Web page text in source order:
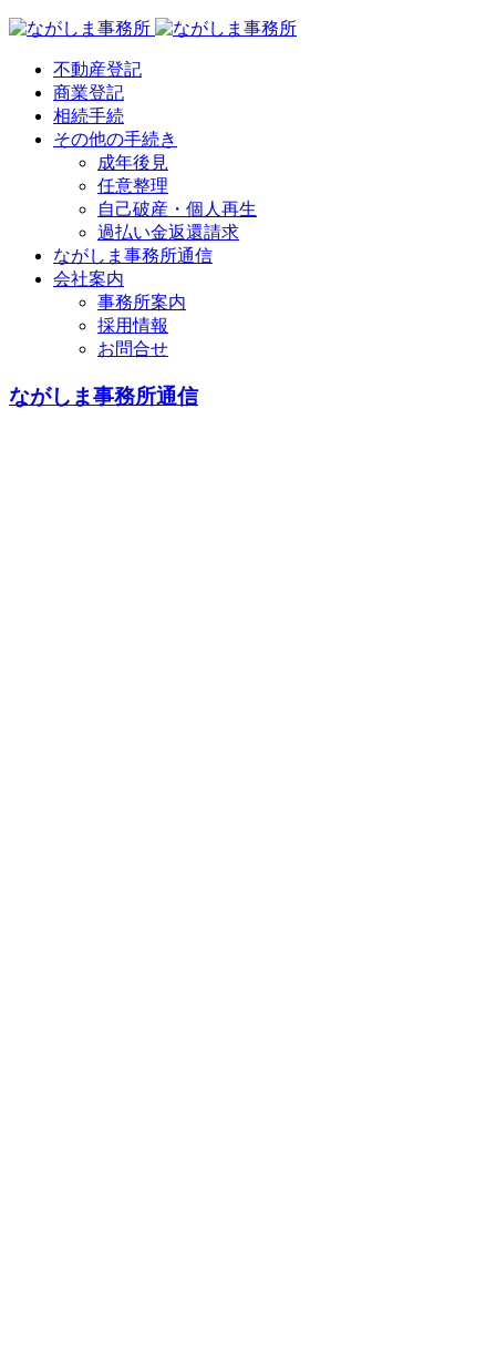
不動産登記
商業登記
相続手続
その他の手続き
成年後見
任意整理
自己破産・個人再生
過払い金返還請求
ながしま事務所通信
会社案内
事務所案内
採用情報
お問合せ
ながしま事務所通信